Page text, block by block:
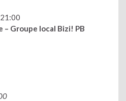
– Groupe local Bizi! PB